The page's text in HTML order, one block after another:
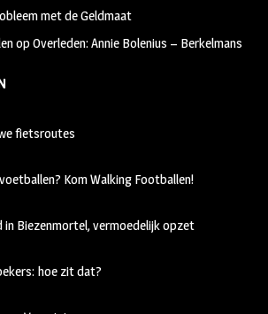
met de Geldmaat
opOverleden: Annie Bolenius – Berkelmans
fietsroutes
Kom Walking Footballen!
in Biezenmortel, vermoedelijk opzet
hoe zit dat?